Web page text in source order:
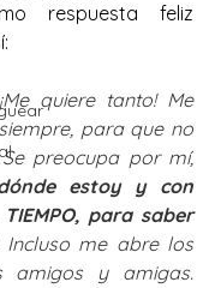
respuesta feliz
quiere tanto! Me
para que no
estoy y con
para saber
Incluso me abre los
amigos y amigas.